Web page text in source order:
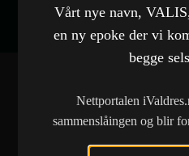
FLERE
Vårt nye navn,
en ny epoke der vi
begge
Nettportalen
sammenslåingen og blir